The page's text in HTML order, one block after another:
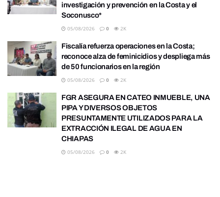
investigación y prevención en la Costa y el
Soconusco*
05/08/2026 0 2K
Fiscalía refuerza operaciones en la Costa;
reconoce alza de feminicidios y despliega más
de 50 funcionarios en la región
05/08/2026 0 2K
FGR ASEGURA EN CATEO INMUEBLE, UNA
PIPA Y DIVERSOS OBJETOS
PRESUNTAMENTE UTILIZADOS PARA LA
EXTRACCIÓN ILEGAL DE AGUA EN
CHIAPAS
05/08/2026 0 2K